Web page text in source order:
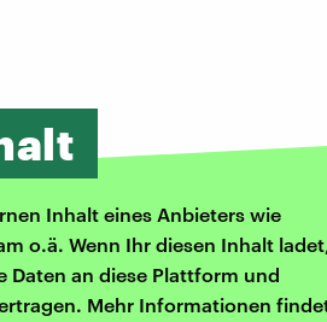
Inhalt eines Anbieters wie
o.ä. Wenn Ihr diesen Inhalt
Daten an diese Plattform und
Mehr Informationen